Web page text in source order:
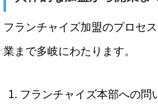
フランチャイズ加盟のプロセ
業まで多岐にわたります。
フランチャイズ本部への問